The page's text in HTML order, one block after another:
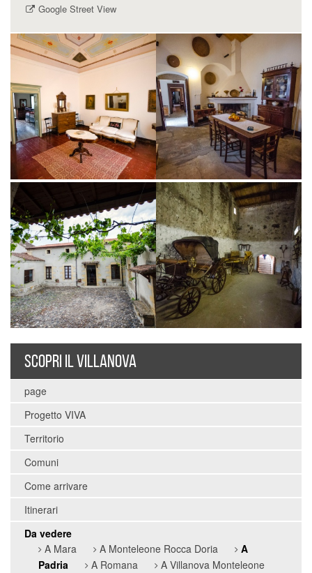
Google Street View
SCOPRI IL VILLANOVA
page
Progetto VIVA
Territorio
Comuni
Come arrivare
Itinerari
Da vedere
A Mara
A Monteleone Rocca Doria
A
Padria
A Romana
A Villanova Monteleone